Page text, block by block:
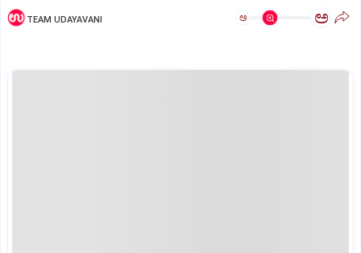
TEAM UDAYAVANI ಅ ಅ